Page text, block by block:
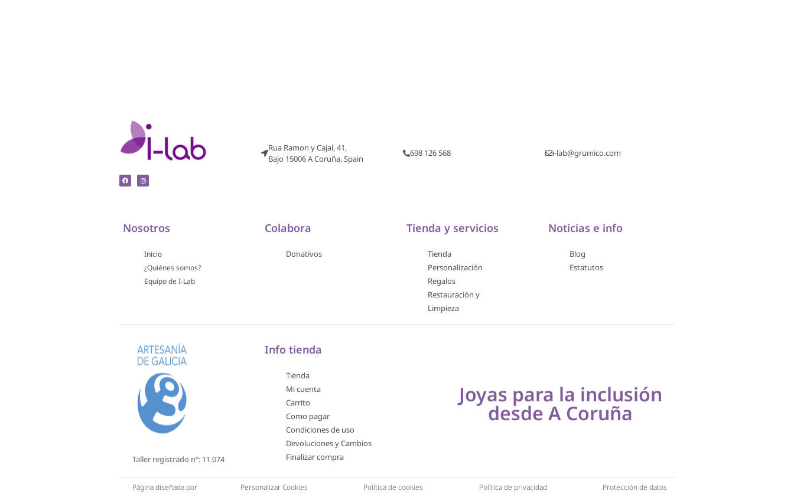
Rua Ramon y Cajal, 41,
Bajo 15006 A Coruña, Spain
698 126 568 i-lab@grumico.com
Nosotros
Inicio
¿Quiénes somos?
Equipo de I-Lab
Colabora
Donativos
Tienda y servicios
Tienda
Personalización
Regalos
Restauración y
Limpieza
Noticias e info
Blog
Estatutos
Taller registrado nº: 11.074
Info tienda
Tienda
Mi cuenta
Carrito
Como pagar
Condiciones de uso
Devoluciones y Cambios
Finalizar compra
Joyas para la inclusión
desde A Coruña
Página diseñada por Personalizar Cookies Política de cookies Política de privacidad Protección de datos